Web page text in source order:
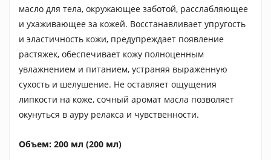
масло для тела, окружающее заботой, расслабляющее
и ухаживающее за кожей. Восстанавливает упругость
и эластичность кожи, предупреждает появление
растяжек, обеспечивает кожу полноценным
увлажнением и питанием, устраняя выраженную
сухость и шелушение. Не оставляет ощущения
липкости на коже, сочный аромат масла позволяет
окунуться в ауру релакса и чувственности.
Объем: 200 мл (200 мл)